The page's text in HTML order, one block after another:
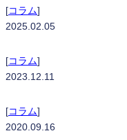
[コラム]
2025.02.05
[コラム]
2023.12.11
[コラム]
2020.09.16